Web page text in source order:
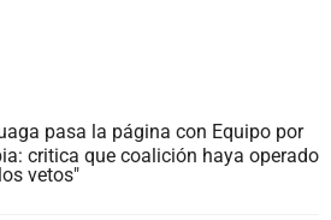
pasa la página con Equipo por
critica que coalición haya operado
vetos"